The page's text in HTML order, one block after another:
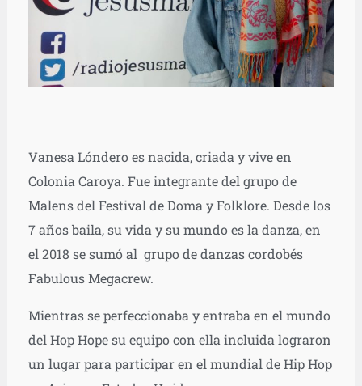
Vanesa Lóndero es nacida, criada y vive en
Colonia Caroya. Fue integrante del grupo de
Malens del Festival de Doma y Folklore. Desde los
7 años baila, su vida y su mundo es la danza, en
el 2018 se sumó al grupo de danzas cordobés
Fabulous Megacrew.
Mientras se perfeccionaba y entraba en el mundo
del Hop Hope su equipo con ella incluida lograron
un lugar para participar en el mundial de Hip Hop